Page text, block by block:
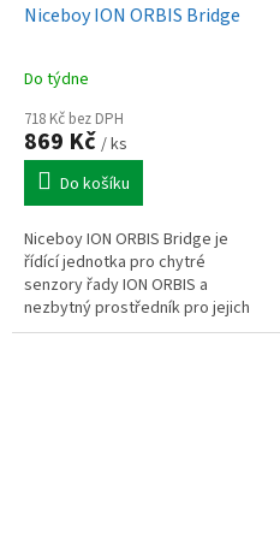
Niceboy ION ORBIS Bridge
Do týdne
718 Kč bez DPH
869 Kč / ks
Do košíku
Niceboy ION ORBIS Bridge je
řídící jednotka pro chytré
senzory řady ION ORBIS a
nezbytný prostředník pro jejich
propojení a ovládání v mobilní